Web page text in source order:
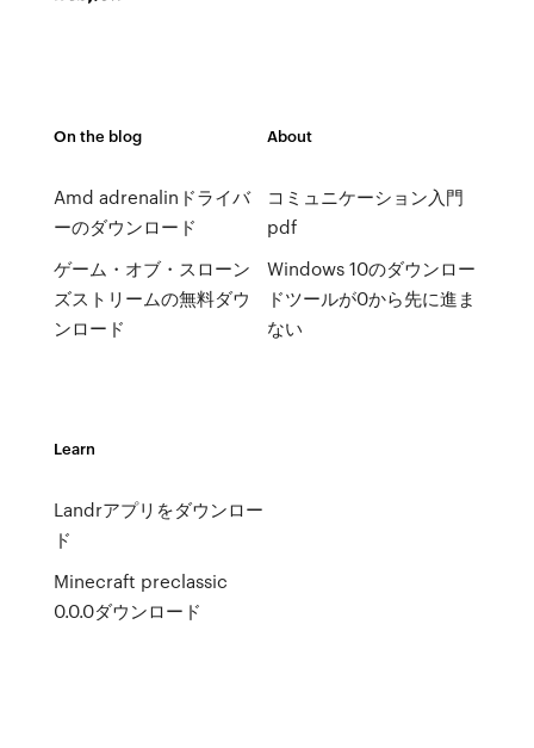
On the blog
Amd adrenalinドライバ
ーのダウンロード
ゲーム・オブ・スローン
ズストリームの無料ダウ
ンロード
About
コミュニケーション入門
pdf
Windows 10のダウンロー
ドツールが0から先に進ま
ない
Learn
Landrアプリをダウンロー
ド
Minecraft preclassic
0.0.0ダウンロード